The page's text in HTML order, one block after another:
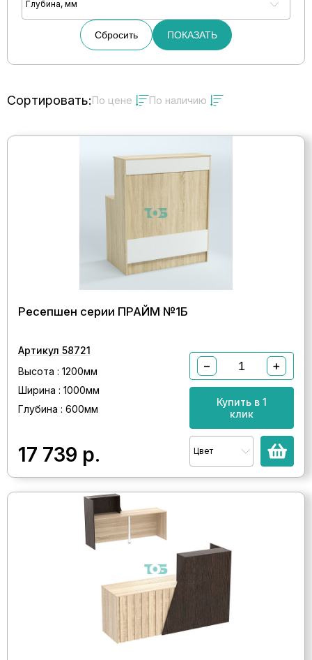
Глубина, мм
Сбросить ПОКАЗАТЬ
Сортировать:По цене По наличию
Ресепшен серии ПРАЙМ №1Б
Артикул 58721
Высота : 1200мм
Ширина : 1000мм
Глубина : 600мм
17 739 р.
− +
Купить в 1
клик
Цвет